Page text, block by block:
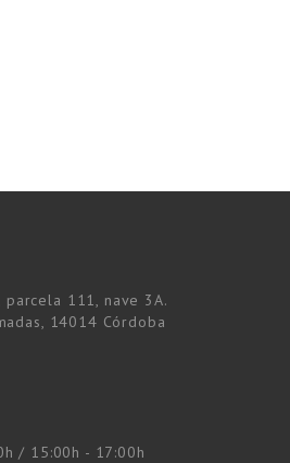
parcela 111, nave 3A.
14014 Córdoba
/ 15:00h - 17:00h